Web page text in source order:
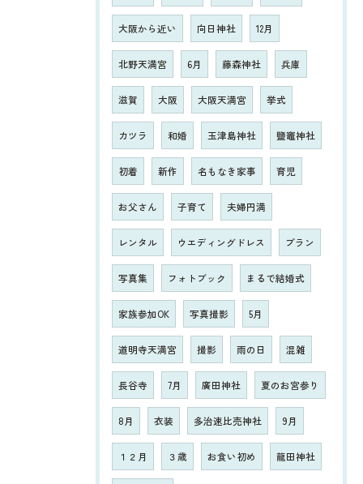
大阪から近い 向日神社 12月
北野天満宮 6月 藤森神社 兵庫
滋賀 大阪 大阪天満宮 挙式
カツラ 和婚 玉津島神社 鹽竈神社
初着 新作 名もなき家事 育児
お父さん 子育て 夫婦円満
レンタル ウエディングドレス プラン
写真集 フォトブック まるで結婚式
家族参加OK 写真撮影 5月
道明寺天満宮 撮影 雨の日 混雑
長谷寺 7月 廣田神社 夏のお宮参り
8月 衣装 多治速比売神社 9月
１２月 ３歳 お食い初め 龍田神社